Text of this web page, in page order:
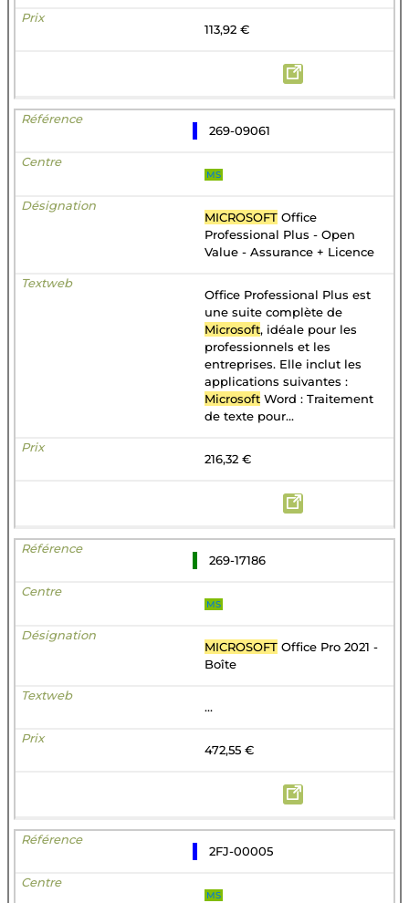
113,92 €
269-09061
MS
MICROSOFT Office
Professional Plus - Open
Value - Assurance + Licence
Office Professional Plus est
une suite complète de
Microsoft, idéale pour les
professionnels et les
entreprises. Elle inclut les
applications suivantes :
Microsoft Word : Traitement
de texte pour...
216,32 €
269-17186
MS
MICROSOFT Office Pro 2021 -
Boîte
...
472,55 €
2FJ-00005
MS